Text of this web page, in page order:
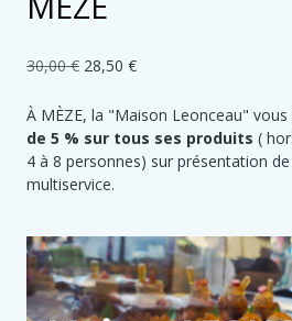
30,00 € 28,50 €
À MÈZE, la "Maison Leonceau"
de 5 % sur tous ses produits (
4 à 8 personnes) sur présentation
multiservice.